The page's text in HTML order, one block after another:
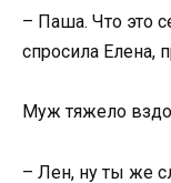
– Паша. Что это
спросила Елена,
Муж тяжело
– Лен, ну ты же